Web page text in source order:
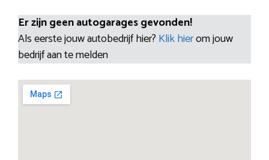
Er zijn geen autogarages gevonden!
Als eerste jouw autobedrijf hier? Klik hierom jouw
bedrijf aan te melden